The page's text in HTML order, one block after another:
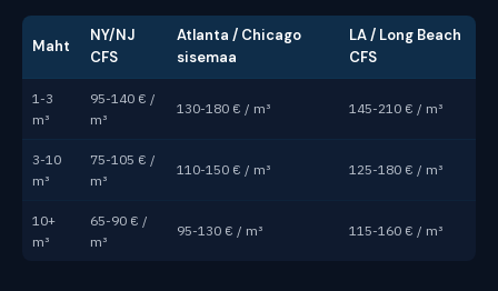
Maht
NY/NJ
CFS
Atlanta / Chicago
sisemaa
LA / Long Beach
CFS
1-3
m³
95-140 € /
m³
130-180 € / m³ 145-210 € / m³
3-10
m³
75-105 € /
m³
110-150 € / m³ 125-180 € / m³
10+
m³
65-90 € /
m³
95-130 € / m³ 115-160 € / m³